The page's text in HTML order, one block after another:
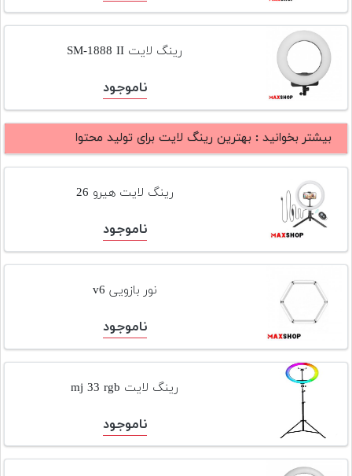
رینگ لایت SM-1888 II
ناموجود
بیشتر بخوانید : بهترین رینگ لایت برای تولید محتوا
رینگ لایت هیرو 26
ناموجود
نور بازویی v6
ناموجود
رینگ لایت mj 33 rgb
ناموجود